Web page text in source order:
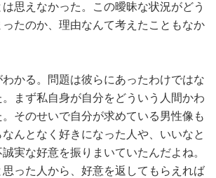
思えなかった。この曖昧な状況がどう
ったのか、理由なんて考えたこともなか
かる。問題は彼らにあったわけではな
。まず私自身が自分をどういう人間かわ
そのせいで自分が求めている男性像も
んとなく好きになった人や、いいなと
実な好意を振りまいていたんだよね。
った人から、好意を返してもらえれば